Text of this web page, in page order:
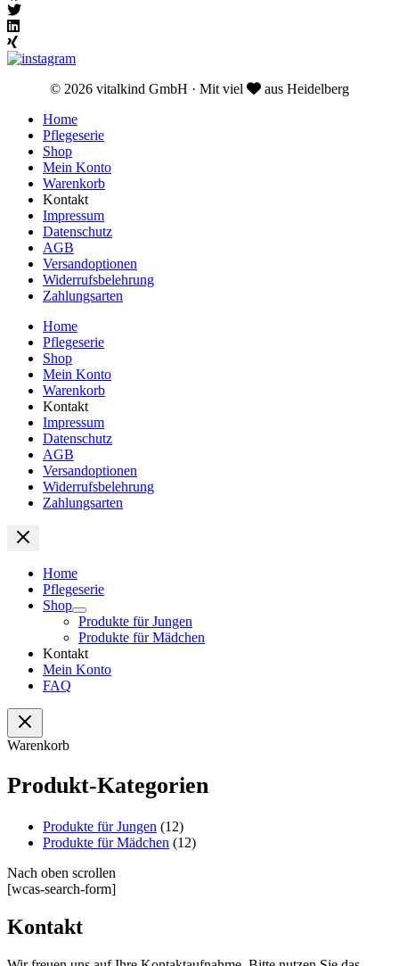
© 2026 vitalkind GmbH · Mit viel
aus Heidelberg
Home
Pflegeserie
Shop
Mein Konto
Warenkorb
Kontakt
Impressum
Datenschutz
AGB
Versandoptionen
Widerrufsbelehrung
Zahlungsarten
Home
Pflegeserie
Shop
Mein Konto
Warenkorb
Kontakt
Impressum
Datenschutz
AGB
Versandoptionen
Widerrufsbelehrung
Zahlungsarten
Home
Pflegeserie
Shop
Produkte für Jungen
Produkte für Mädchen
Kontakt
Mein Konto
FAQ
Warenkorb
Produkt-Kategorien
Produkte für Jungen (12)
Produkte für Mädchen (12)
Nach oben scrollen
[wcas-search-form]
Kontakt